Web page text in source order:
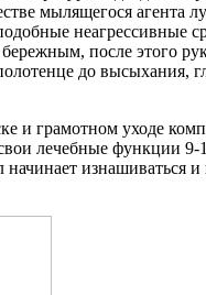
мылящегося агента
неагрессивные
после этого
до высыхания,
и грамотном уходе
лечебные функции 9-
начинает изнашиваться